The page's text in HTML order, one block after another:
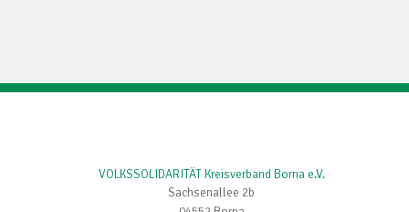
VOLKSSOLIDARITÄT Kreisverband Borna e.V.
Sachsenallee 2b